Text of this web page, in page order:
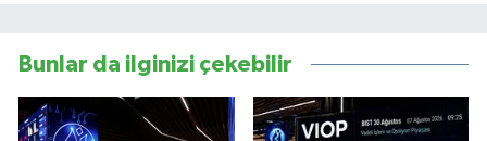
Bunlar da ilginizi çekebilir